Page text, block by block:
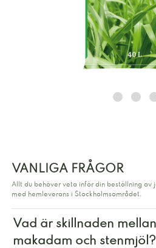
VANLIGA FRÅGOR
Allt du behöver veta inför din beställning av
med hemleverans i Stockholmsområdet.
Vad är skillnaden
makadam och stenmjöl?